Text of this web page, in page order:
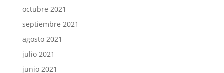
octubre 2021
septiembre 2021
agosto 2021
julio 2021
junio 2021